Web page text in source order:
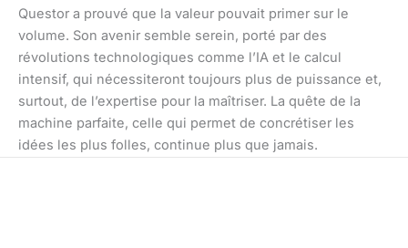
Questor a prouvé que la valeur pouvait primer sur le
volume. Son avenir semble serein, porté par des
révolutions technologiques comme l’IA et le calcul
intensif, qui nécessiteront toujours plus de puissance et,
surtout, de l’expertise pour la maîtriser. La quête de la
machine parfaite, celle qui permet de concrétiser les
idées les plus folles, continue plus que jamais.